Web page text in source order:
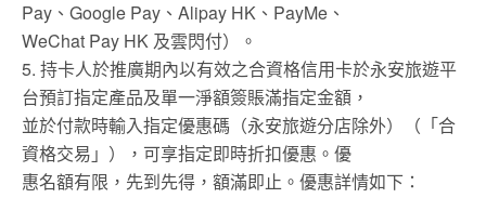
Pay、Google Pay、Alipay HK、PayMe、
WeChat Pay HK 及雲閃付）。
5. 持卡人於推廣期內以有效之合資格信用卡於永安旅遊平
台預訂指定產品及單一淨額簽賬滿指定金額，
並於付款時輸入指定優惠碼（永安旅遊分店除外）（「合
資格交易」），可享指定即時折扣優惠。優
惠名額有限，先到先得，額滿即止。優惠詳情如下：